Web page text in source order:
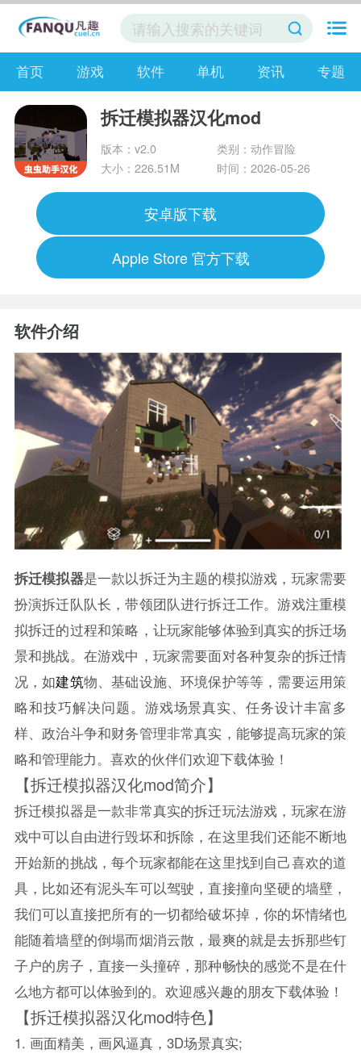
首页 游戏 软件 单机 资讯 专题
拆迁模拟器汉化mod
版本：v2.0
类别：动作冒险
大小：226.51M
时间：2026-05-26
安卓版下载
Apple Store 官方下载
软件介绍
拆迁模拟器是一款以拆迁为主题的模拟游戏，玩家需要
扮演拆迁队队长，带领团队进行拆迁工作。游戏注重模
拟拆迁的过程和策略，让玩家能够体验到真实的拆迁场
景和挑战。在游戏中，玩家需要面对各种复杂的拆迁情
况，如建筑物、基础设施、环境保护等等，需要运用策
略和技巧解决问题。游戏场景真实、任务设计丰富多
样、政治斗争和财务管理非常真实，能够提高玩家的策
略和管理能力。喜欢的伙伴们欢迎下载体验！
【拆迁模拟器汉化mod简介】
拆迁模拟器是一款非常真实的拆迁玩法游戏，玩家在游
戏中可以自由进行毁坏和拆除，在这里我们还能不断地
开始新的挑战，每个玩家都能在这里找到自己喜欢的道
具，比如还有泥头车可以驾驶，直接撞向坚硬的墙壁，
我们可以直接把所有的一切都给破坏掉，你的坏情绪也
能随着墙壁的倒塌而烟消云散，最爽的就是去拆那些钉
子户的房子，直接一头撞碎，那种畅快的感觉不是在什
么地方都可以体验到的。欢迎感兴趣的朋友下载体验！
【拆迁模拟器汉化mod特色】
1. 画面精美，画风逼真，3D场景真实;